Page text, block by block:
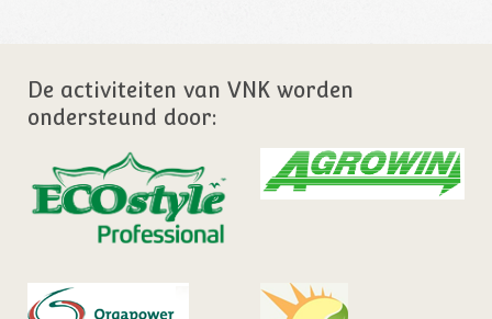
De activiteiten van VNK worden
ondersteund door: